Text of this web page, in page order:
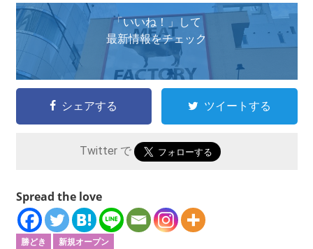
「いいね！」して
最新情報をチェック
シェアする ツイートする
Twitter で
Spread the love
勝どき 新規オープン